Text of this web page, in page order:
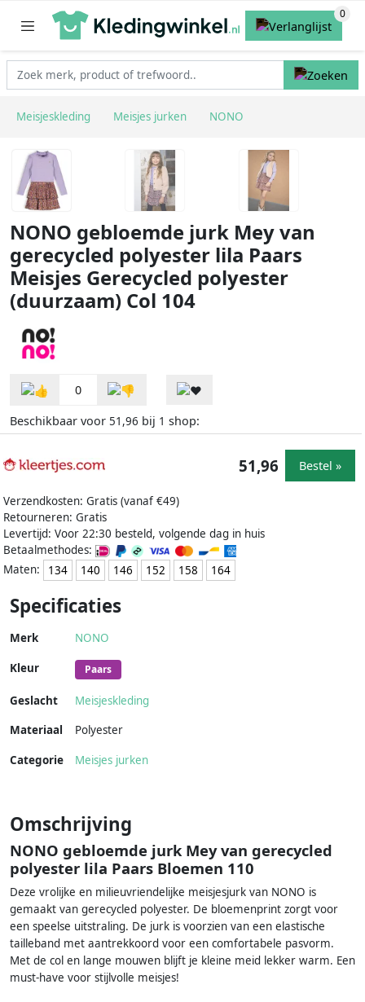
Meisjeskleding Meisjes jurken NONO
NONO gebloemde jurk Mey van
gerecycled polyester lila Paars
Meisjes Gerecycled polyester
(duurzaam) Col 104
0
Beschikbaar voor 51,96 bij 1 shop:
Verzendkosten: Gratis (vanaf €49)
Retourneren: Gratis
Levertijd: Voor 22:30 besteld, volgende dag in huis
Betaalmethodes:
Maten:
134 140 146 152 158 164
51,96 Bestel »
Specificaties
Merk NONO
Kleur Paars
Geslacht
Meisjeskleding
Materiaal
Polyester
Categorie Meisjes jurken
Omschrijving
NONO gebloemde jurk Mey van gerecycled
polyester lila Paars Bloemen 110
Deze vrolijke en milieuvriendelijke meisjesjurk van NONO is
gemaakt van gerecycled polyester. De bloemenprint zorgt voor
een speelse uitstraling. De jurk is voorzien van een elastische
tailleband met aantrekkoord voor een comfortabele pasvorm.
Met de col en lange mouwen blijft je kleine meid lekker warm. Een
must-have voor stijlvolle meisjes!